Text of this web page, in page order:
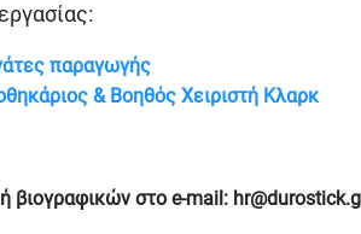
παραγωγής
& Βοηθός Χειριστή Κλαρκ
βιογραφικών στο e-mail: